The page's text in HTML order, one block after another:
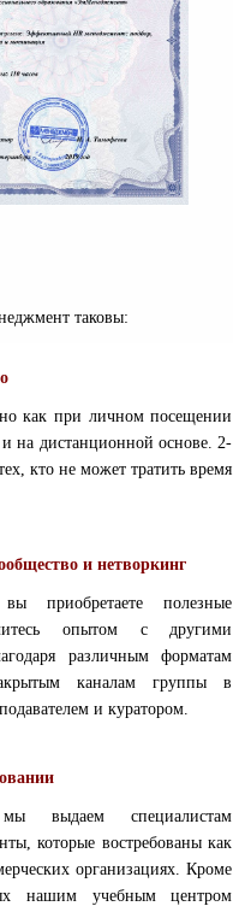
таковы:
как при личном посещении
на дистанционной основе. 2-
кто не может тратить время
и нетворкинг
приобретаете полезные
опытом с другими
различным форматам
каналам группы в
и куратором.
выдаем специалистам
которые востребованы как
организациях. Кроме
нашим учебным центром